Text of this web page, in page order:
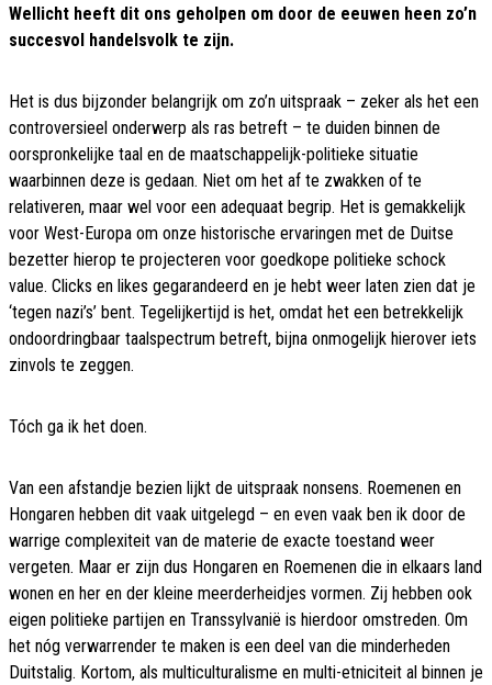
Wellicht heeft dit ons geholpen om door de eeuwen heen zo’n
succesvol handelsvolk te zijn.
Het is dus bijzonder belangrijk om zo’n uitspraak – zeker als het een
controversieel onderwerp als ras betreft – te duiden binnen de
oorspronkelijke taal en de maatschappelijk-politieke situatie
waarbinnen deze is gedaan. Niet om het af te zwakken of te
relativeren, maar wel voor een adequaat begrip. Het is gemakkelijk
voor West-Europa om onze historische ervaringen met de Duitse
bezetter hierop te projecteren voor goedkope politieke schock
value. Clicks en likes gegarandeerd en je hebt weer laten zien dat je
‘tegen nazi’s’ bent. Tegelijkertijd is het, omdat het een betrekkelijk
ondoordringbaar taalspectrum betreft, bijna onmogelijk hierover iets
zinvols te zeggen.
Tóch ga ik het doen.
Van een afstandje bezien lijkt de uitspraak nonsens. Roemenen en
Hongaren hebben dit vaak uitgelegd – en even vaak ben ik door de
warrige complexiteit van de materie de exacte toestand weer
vergeten. Maar er zijn dus Hongaren en Roemenen die in elkaars land
wonen en her en der kleine meerderheidjes vormen. Zij hebben ook
eigen politieke partijen en Transsylvanië is hierdoor omstreden. Om
het nóg verwarrender te maken is een deel van die minderheden
Duitstalig. Kortom, als multiculturalisme en multi-etniciteit al binnen je